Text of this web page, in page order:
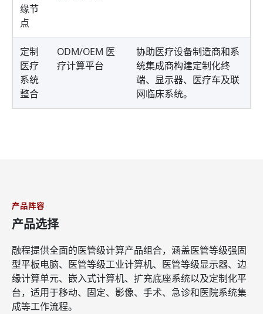
缘节
点
定制
医疗
系统
整合
ODM/OEM 医
疗计算平台
协助医疗设备制造商和系
统集成商构建定制化终
端、显示器、医疗车及联
网临床系统。
产品阵容
产品选择
融程提供全面的医管级计算产品组合，涵盖医管等级强固
型平板电脑、医管等级工业计算机、医管等级显示器、边
缘计算单元、嵌入式计算机、扩充底座系统以及定制化平
台，适用于移动、固定、影像、手术、急诊和医院系统集
成等工作流程。